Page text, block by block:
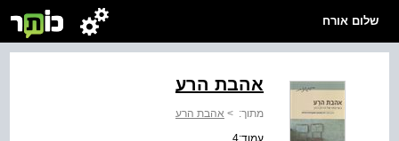
שלום אורח
אהבת הרע
מתוך: > אהבת הרע
עמוד:4